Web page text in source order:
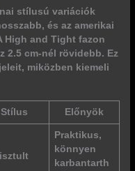
stílusú variációk
és az amerikai
High and Tight fazon
2.5 cm-nél rövidebb. Ez
miközben kiemeli
Stílus Előnyök
Praktikus,
könnyen
karbantarth